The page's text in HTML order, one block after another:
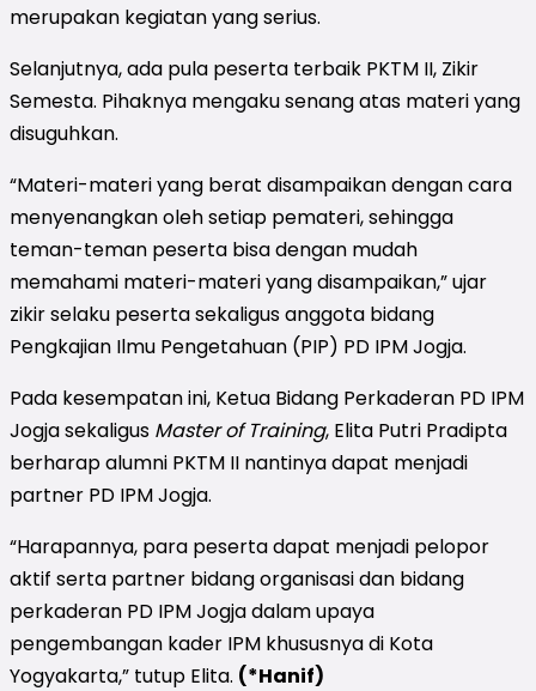
merupakan kegiatan yang serius.
Selanjutnya, ada pula peserta terbaik PKTM II, Zikir
Semesta. Pihaknya mengaku senang atas materi yang
disuguhkan.
“Materi-materi yang berat disampaikan dengan cara
menyenangkan oleh setiap pemateri, sehingga
teman-teman peserta bisa dengan mudah
memahami materi-materi yang disampaikan,” ujar
zikir selaku peserta sekaligus anggota bidang
Pengkajian Ilmu Pengetahuan (PIP) PD IPM Jogja.
Pada kesempatan ini, Ketua Bidang Perkaderan PD IPM
Jogja sekaligus Master of Training, Elita Putri Pradipta
berharap alumni PKTM II nantinya dapat menjadi
partner PD IPM Jogja.
“Harapannya, para peserta dapat menjadi pelopor
aktif serta partner bidang organisasi dan bidang
perkaderan PD IPM Jogja dalam upaya
pengembangan kader IPM khususnya di Kota
Yogyakarta,” tutup Elita. (*Hanif)